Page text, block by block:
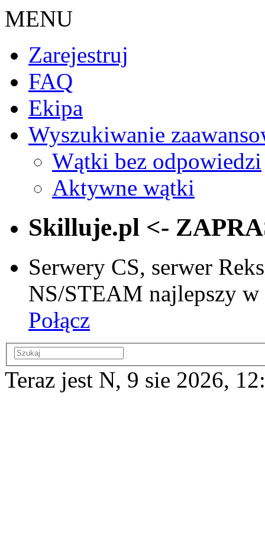
MENU
Zarejestruj
FAQ
Ekipa
Wyszukiwanie
Wątki bez odpowiedzi
Aktywne wątki
Skilluje.pl <-
Serwery CS, serwer
NS/STEAM najlepszy
Połącz
Teraz jest N, 9 sie 2026,